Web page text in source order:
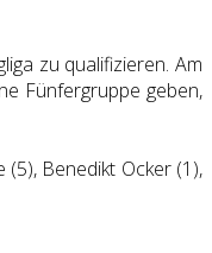
zu qualifizieren. Am
Fünfergruppe geben,
(5), Benedikt Ocker (1),